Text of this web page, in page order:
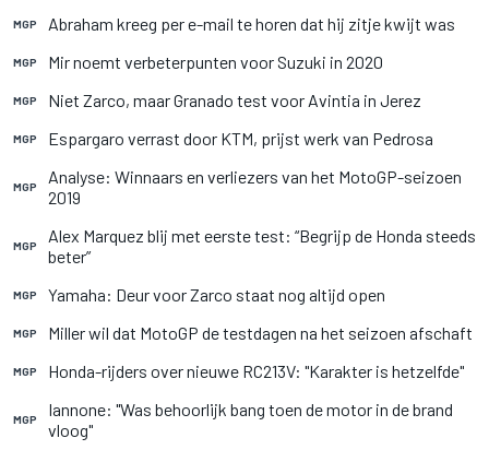
MGP Abraham kreeg per e-mail te horen dat hij zitje kwijt was
MGP Mir noemt verbeterpunten voor Suzuki in 2020
MGP Niet Zarco, maar Granado test voor Avintia in Jerez
MGP Espargaro verrast door KTM, prijst werk van Pedrosa
MGP
Analyse: Winnaars en verliezers van het MotoGP-seizoen
2019
MGP
Alex Marquez blij met eerste test: “Begrijp de Honda steeds
beter”
MGP Yamaha: Deur voor Zarco staat nog altijd open
MGP Miller wil dat MotoGP de testdagen na het seizoen afschaft
MGP Honda-rijders over nieuwe RC213V: "Karakter is hetzelfde"
MGP
Iannone: "Was behoorlijk bang toen de motor in de brand
vloog"